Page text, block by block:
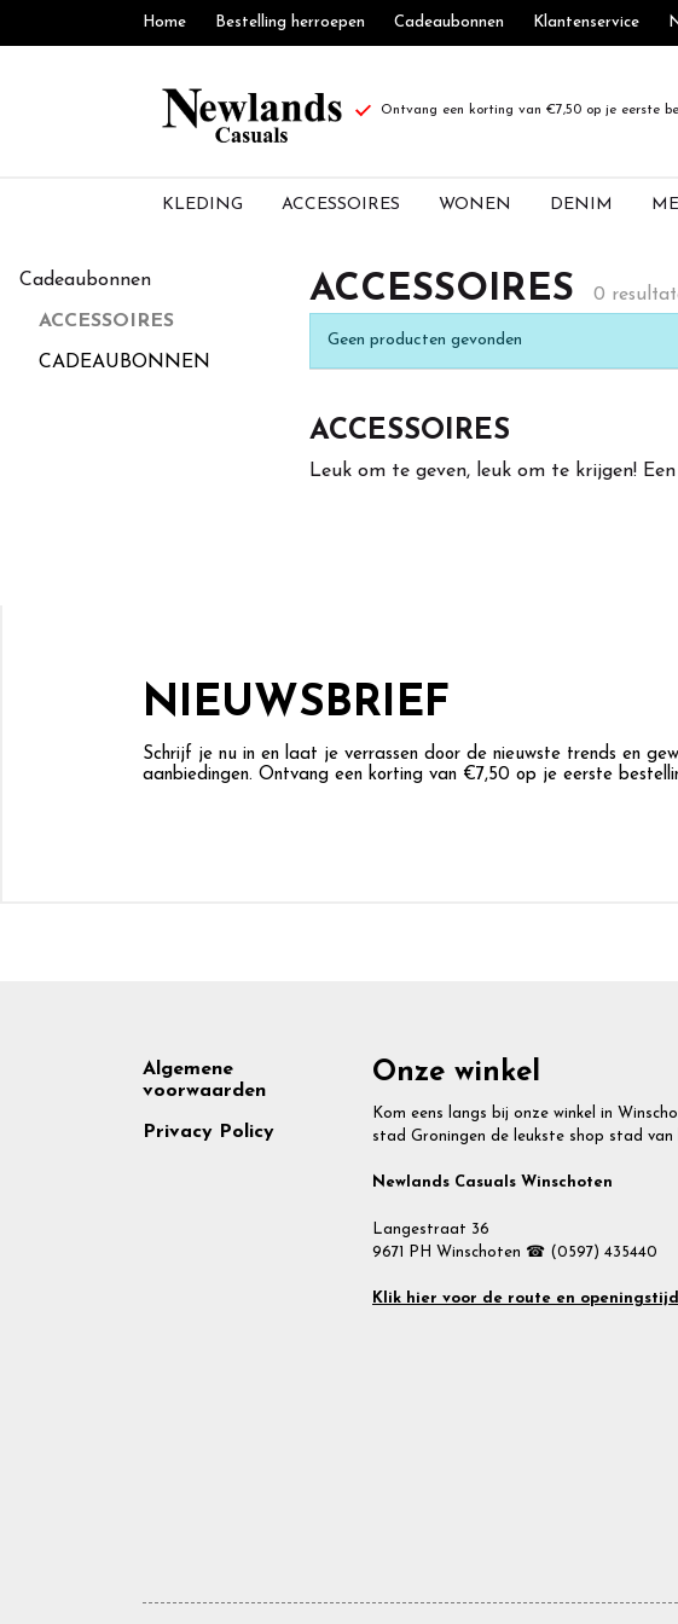
Home Bestelling herroepen Cadeaubonnen Klantenservice
Ontvang een korting van €7,50 op je eerste
KLEDING ACCESSOIRES WONEN DENIM
Accessoires
Newlands
Cadeaubonnen
ACCESSOIRES
CADEAUBONNEN
ACCESSOIRES 0
Geen producten gevonden
ACCESSOIRES
Leuk om te geven, leuk om te krijgen!
NIEUWSBRIEF
Schrijf je nu in en laat je verrassen door de nieuwste trends en
aanbiedingen. Ontvang een korting van €7,50 op je eerste
Footer
Algemene
voorwaarden
Privacy Policy
Onze winkel
Kom eens langs bij onze winkel in
stad Groningen de leukste shop stad van
Newlands Casuals Winschoten
Langestraat 36
9671 PH Winschoten ☎ (0597) 435440
Klik hier voor de route en